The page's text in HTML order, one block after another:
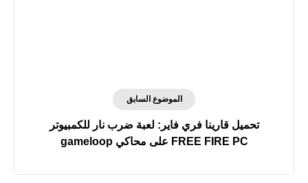
الموضوع السابق
تحميل قارينا فري فاير: لعبة ضرب نار للكمبيوتر
FREE FIRE PC على محاكي gameloop